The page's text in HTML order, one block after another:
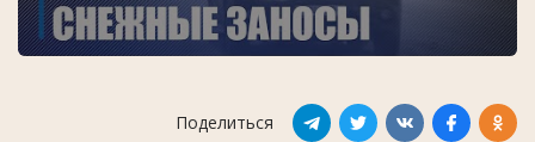
Поделиться